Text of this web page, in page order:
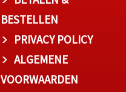
BESTELLEN
PRIVACY POLICY
ALGEMENE
VOORWAARDEN